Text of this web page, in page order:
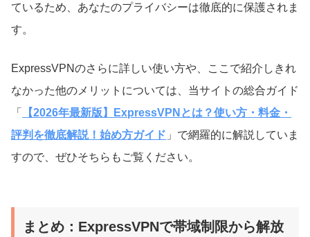
ているため、あなたのプライバシーは徹底的に保護されま
す。
ExpressVPNのさらに詳しい使い方や、ここで紹介しきれ
なかった他のメリットについては、当サイトの総合ガイド
「
【2026年最新版】ExpressVPNとは？使い方・料金・
評判を徹底解説！始め方ガイド 」で網羅的に解説していま
すので、ぜひそちらもご覧ください。
まとめ：ExpressVPNで帯域制限から解放